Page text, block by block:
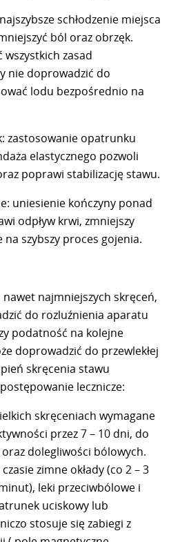
schłodzenie miejsca
ból oraz obrzęk.
wszystkich zasad
nie doprowadzić do
lodu bezpośrednio na
zastosowanie opatrunku
elastycznego pozwoli
poprawi stabilizację stawu.
uniesienie kończyny ponad
odpływ krwi, zmniejszy
na szybszy proces gojenia.
najmniejszych skręceń,
do rozluźnienia aparatu
podatność na kolejne
doprowadzić do przewlekłej
skręcenia stawu
lecznicze:
skręceniach wymagane
przez 7 – 10 dni, do
dolegliwości bólowych.
zimne okłady (co 2 – 3
leki przeciwbólowe i
uciskowy lub
stosuje się zabiegi z